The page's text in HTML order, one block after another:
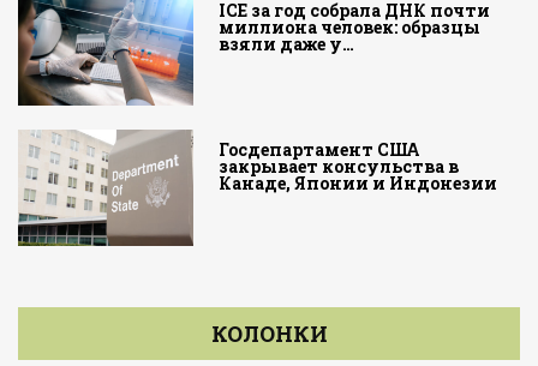
ICE за год собрала ДНК почти
миллиона человек: образцы
взяли даже у…
Госдепартамент США
закрывает консульства в
Канаде, Японии и Индонезии
КОЛОНКИ